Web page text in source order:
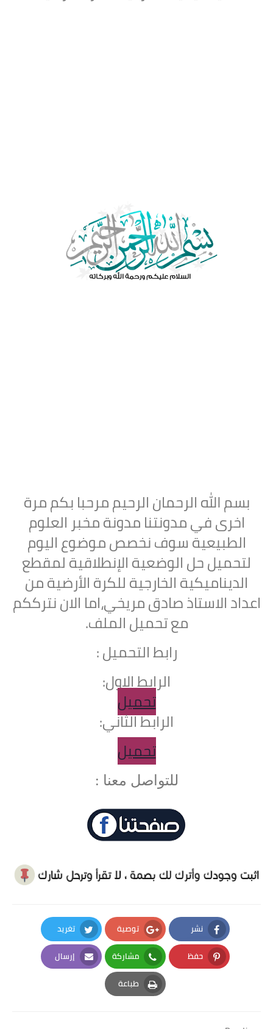
بسم الله الرحمان الرحيم مرحبا بكم مرة
اخرى في مدونتنا مدونة مخبر العلوم
الطبيعية سوف نخصص موضوع اليوم
لتحميلحل الوضعية الإنطلاقية لمقطع
الديناميكية الخارجية للكرة الأرضية من
اعداد الاستاذ صادق مريخي،اما الان نترككم
مع تحميل الملف.
رابط التحميل :
الرابط الاول:
تحميل
الرابط الثاني:
تحميل
للتواصل معنا :
نشر
Facebook
توصية
Google Plus
تغريد
Twitter
حفظ
Pinterest
مشاركة
Whatsapp
إرسال
Email
طباعة
Print